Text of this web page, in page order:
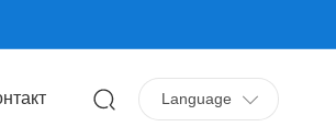
Language